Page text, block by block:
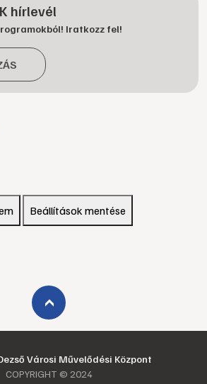
hírlevél
Iratkozz fel!
Beállítások mentése
›
Városi Művelődési Központ
COPYRIGHT © 2024